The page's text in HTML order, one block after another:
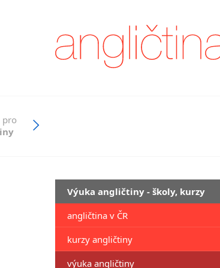
pro
Výuka angličtiny - školy, kurzy
angličtina v ČR
kurzy angličtiny
výuka angličtiny